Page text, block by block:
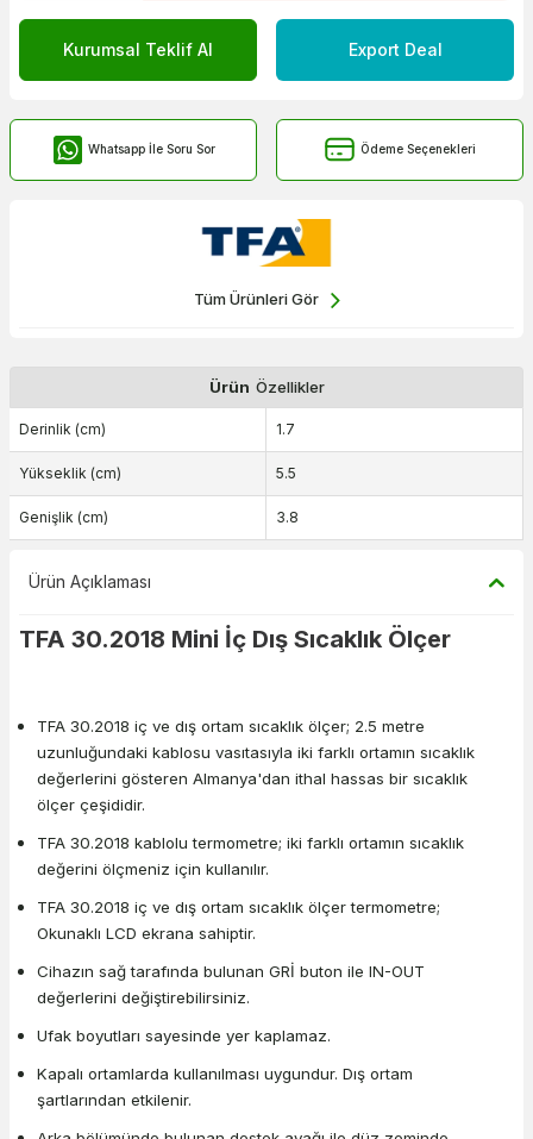
Kurumsal Teklif Al Export Deal
Whatsapp İle Soru Sor Ödeme Seçenekleri
Tüm Ürünleri Gör
Ürün Özellikler
Derinlik (cm) 1.7
Yükseklik (cm) 5.5
Genişlik (cm) 3.8
Ürün Açıklaması
TFA 30.2018 Mini İç Dış Sıcaklık Ölçer
TFA 30.2018 iç ve dış ortam sıcaklık ölçer; 2.5 metre
uzunluğundaki kablosu vasıtasıyla iki farklı ortamın sıcaklık
değerlerini gösteren Almanya'dan ithal hassas bir sıcaklık
ölçer çeşididir.
TFA 30.2018 kablolu termometre; iki farklı ortamın sıcaklık
değerini ölçmeniz için kullanılır.
TFA 30.2018 iç ve dış ortam sıcaklık ölçer termometre;
Okunaklı LCD ekrana sahiptir.
Cihazın sağ tarafında bulunan GRİ buton ile IN-OUT
değerlerini değiştirebilirsiniz.
Ufak boyutları sayesinde yer kaplamaz.
Kapalı ortamlarda kullanılması uygundur. Dış ortam
şartlarından etkilenir.